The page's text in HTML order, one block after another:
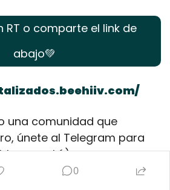
RT o comparte el link de
abajo💚
una comunidad que
únete al Telegram para
por ahí;)
0